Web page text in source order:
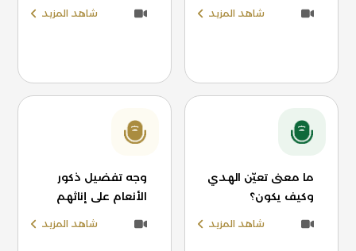
شاهد المزيد شاهد المزيد
ما معنى تعيّن الهدي
وكيف يكون؟
شاهد المزيد
وجه تفضيل ذكور
الأنعام على إناثهم
شاهد المزيد